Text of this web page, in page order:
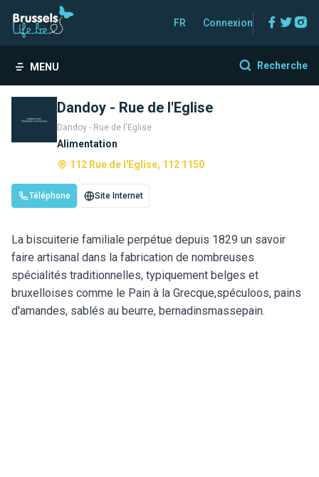
FR Connexion
MENU Recherche
Dandoy - Rue de l'Eglise
Dandoy - Rue de l'Eglise
Alimentation
112 Rue de l'Eglise, 112 1150
Téléphone Site Internet
La biscuiterie familiale perpétue depuis 1829 un savoir
faire artisanal dans la fabrication de nombreuses
spécialités traditionnelles, typiquement belges et
bruxelloises comme le Pain à la Grecque,spéculoos, pains
d'amandes, sablés au beurre, bernadinsmassepain.